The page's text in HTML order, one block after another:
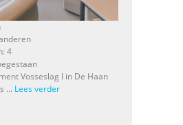
4
Vosseslag I in De Haan
... Lees verder